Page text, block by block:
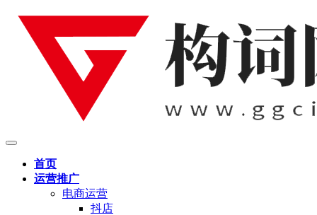
首页
运营推广
电商运营
抖店